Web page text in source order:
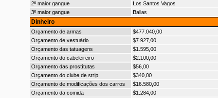
2º maior gangue
Los Santos Vagos
3º maior gangue
Ballas
Dinheiro
Orçamento de armas
$477.040,00
Orçamento de vestuário
$7.927,00
Orçamento das tatuagens
$1.595,00
Orçamento do cabeleireiro
$2.100,00
Orçamento das prostítutas
$56,00
Orçamento do clube de strip
$340,00
Orçamento de modificações dos carros
$16.580,00
Orçamento da comida
$1.284,00